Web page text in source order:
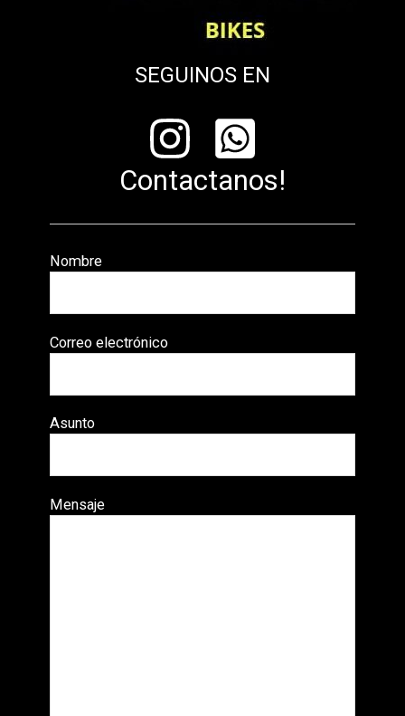
SEGUINOS EN
Contactanos!
Nombre
Correo electrónico
Asunto
Mensaje